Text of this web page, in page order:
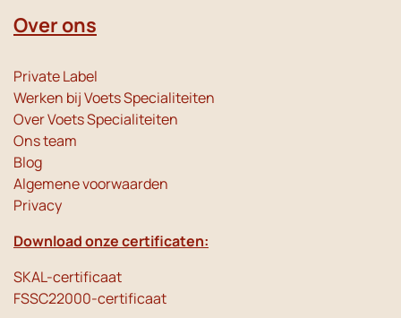
Over ons
Private Label
Werken bij Voets Specialiteiten
Over Voets Specialiteiten
Ons team
Blog
Algemene voorwaarden
Privacy
Download onze certificaten:
SKAL-certificaat
FSSC22000-certificaat